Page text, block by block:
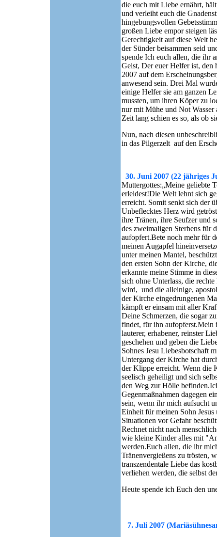
die euch mit Liebe ernährt,
und verleiht euch die
hingebungsvollen
großen Liebe empor steigen
Gerechtigkeit auf diese Welt
der Sünder beisammen seid
spende Ich euch allen, die ihr
Geist, Der euer Helfer ist,
2007 auf dem
anwesend sein. Drei Mal
einige Helfer sie am ganzen
mussten, um ihren Köper zu
nur mit Mühe und Not
Zeit lang schien es so, als ob
Nun, nach diesen
in das Pilgerzelt auf den
30. Juni 2007 (22 jähriges
Muttergottes:„Meine geliebte
erleidest!Die Welt lehnt sich
erreicht. Somit senkt sich der
Unbeflecktes Herz wird
ihre Tränen, ihre Seufzer und
des zweimaligen Sterbens für
aufopfert.Bete noch mehr für
meinen Augapfel
unter meinen Mantel,
den ersten Sohn der Kirche,
erkannte meine Stimme in
sich ohne Unterlass, die
wird, und die alleinige,
der Kirche eingedrungenen
kämpft er einsam mit aller
Deine Schmerzen, die sogar
findet, für ihn aufopferst.Mein
lauterer, erhabener, reinster
geschehen und geben die
Sohnes Jesu Liebesbotschaft
Untergang der Kirche hat
der Klippe erreicht. Wenn die
seelisch geheiligt und sich
den Weg zur Hölle
Gegenmaßnahmen dagegen
sein, wenn ihr mich aufsucht
Einheit für meinen Sohn
Situationen vor Gefahr
Rechnet nicht nach
wie kleine Kinder alles mit
werden.Euch allen, die ihr
Tränenvergießens zu trösten,
transzendentale Liebe das
verliehen werden, die selbst
Heute spende ich Euch den
7. Juli 2007